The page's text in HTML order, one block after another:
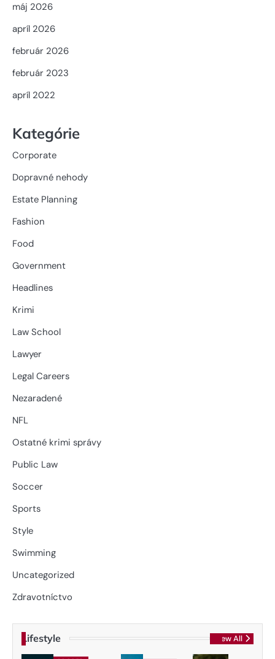
máj 2026
apríl 2026
február 2026
február 2023
apríl 2022
Kategórie
Corporate
Dopravné nehody
Estate Planning
Fashion
Food
Government
Headlines
Krimi
Law School
Lawyer
Legal Careers
Nezaradené
NFL
Ostatné krimi správy
Public Law
Soccer
Sports
Style
Swimming
Uncategorized
Zdravotníctvo
Lifestyle View All